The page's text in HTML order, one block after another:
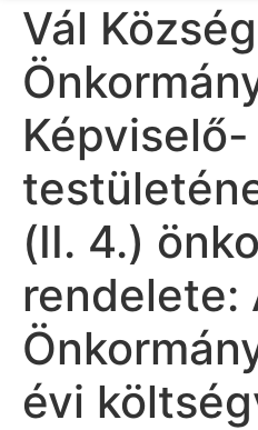
Vál Község
Képviselő-
(II. 4.)
rendelete:
évi